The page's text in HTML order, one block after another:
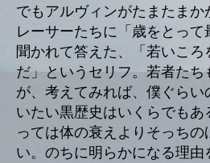
でもアルヴィンがたまたまか
レーサーたちに「歳をとって
聞かれて答えた、「若いころ
だ」というセリフ。若者たち
が、考えてみれば、僕ぐらい
いたい黒歴史はいくらでもあ
っては体の衰えよりそっちの
い。のちに明らかになる理由